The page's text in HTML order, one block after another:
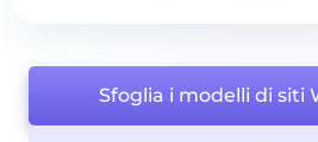
Sfoglia i modelli di siti